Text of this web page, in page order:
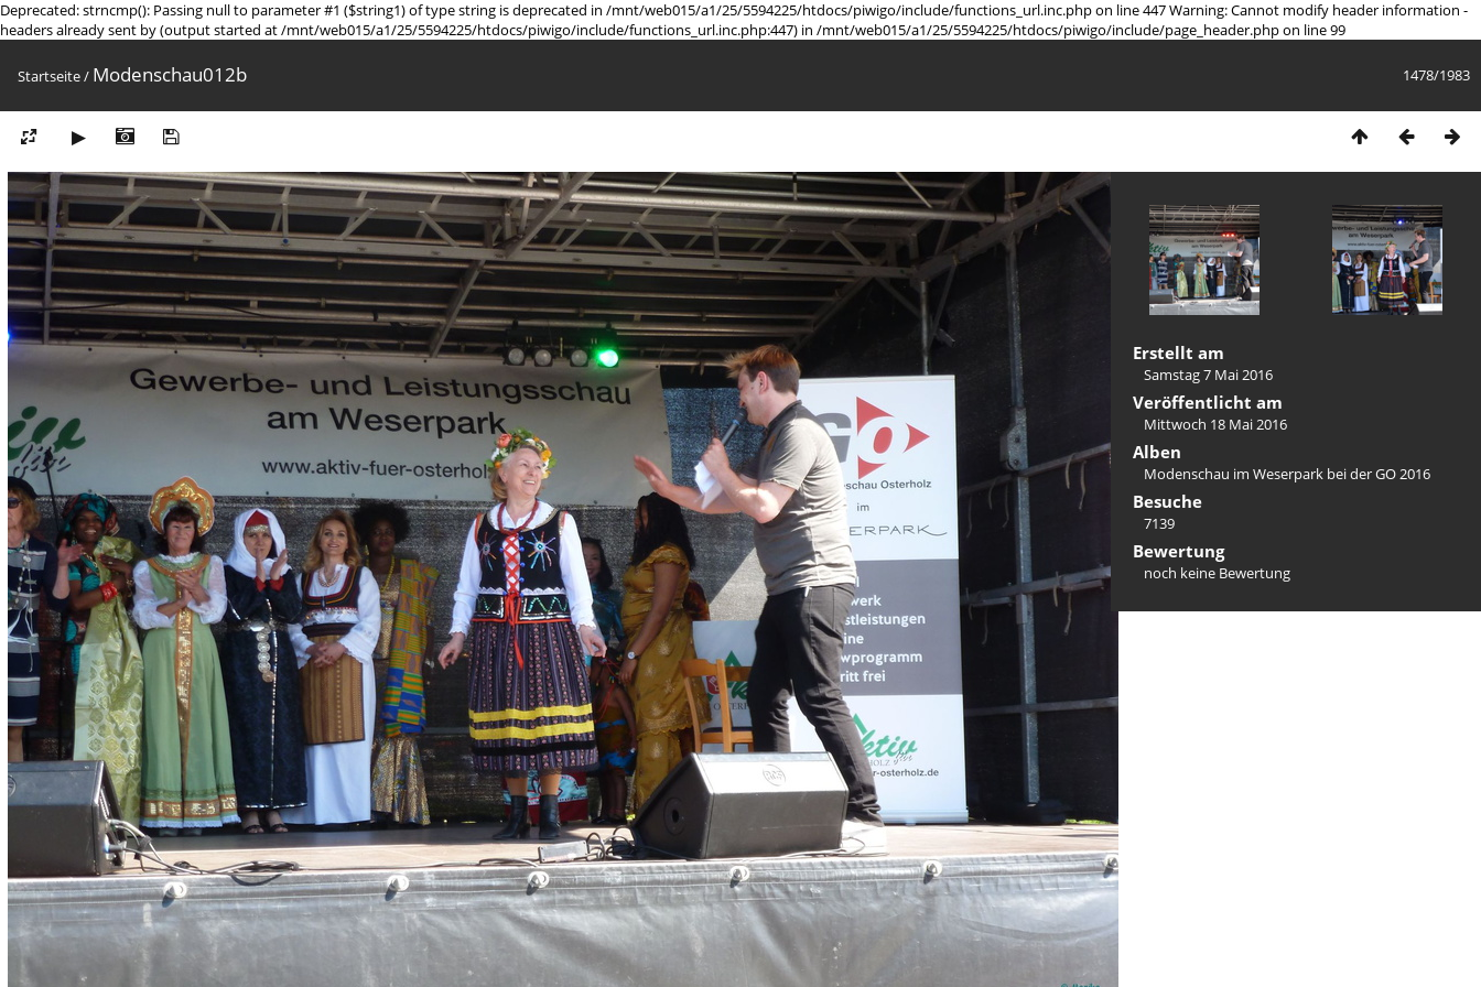
Deprecated: strncmp(): Passing null to parameter #1 ($string1) of type string is deprecated in /mnt/web015/a1/25/5594225/htdocs/piwigo/include/functions_url.inc.php on line 447 Warning: Cannot modify header information -
headers already sent by (output started at /mnt/web015/a1/25/5594225/htdocs/piwigo/include/functions_url.inc.php:447) in /mnt/web015/a1/25/5594225/htdocs/piwigo/include/page_header.php on line 99
1478/1983
Startseite/ Modenschau012b
Erstellt am
Samstag 7 Mai 2016
Veröffentlicht am
Mittwoch 18 Mai 2016
Alben
Modenschau im Weserpark bei der GO 2016
Besuche
7139
Bewertung
noch keine Bewertung